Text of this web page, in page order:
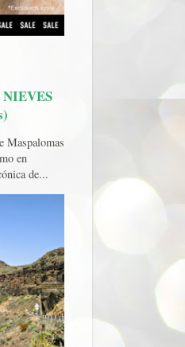
Maspalomas
en
de...